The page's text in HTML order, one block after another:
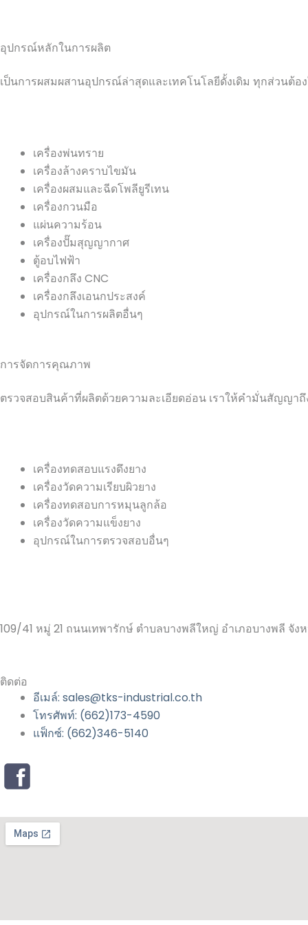
อุปกรณ์หลักในการผลิต
เป็นการผสมผสานอุปกรณ์ล่าสุดและเทคโนโลยีดั้งเดิม ทุกส่วนต้
เครื่องพ่นทราย
เครื่องล้างคราบไขมัน
เครื่องผสมและฉีดโพลียูรีเทน
เครื่องกวนมือ
แผ่นความร้อน
เครื่องปั๊มสุญญากาศ
ตู้อบไฟฟ้า
เครื่องกลึง CNC
เครื่องกลึงเอนกประสงค์
อุปกรณ์ในการผลิตอื่นๆ
การจัดการคุณภาพ
ตรวจสอบสินค้าที่ผลิตด้วยความละเอียดอ่อน เราให้คำมั่นสัญญา
เครื่องทดสอบแรงดึงยาง
เครื่องวัดความเรียบผิวยาง
เครื่องทดสอบการหมุนลูกล้อ
เครื่องวัดความแข็งยาง
อุปกรณ์ในการตรวจสอบอื่นๆ
109/41 หมู่ 21 ถนนเทพารักษ์ ตำบลบางพลีใหญ่ อำเภอบางพลี จัง
ติดต่อ
อีเมล์: sales@tks-industrial.co.th
โทรศัพท์: (662)173-4590
แฟ็กซ์: (662)346-5140